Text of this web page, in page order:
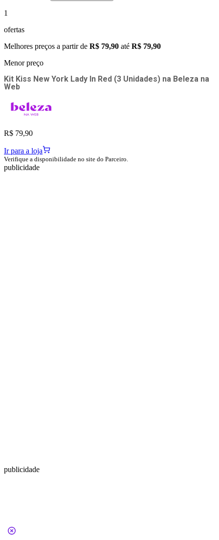
1
ofertas
Melhores preços a partir de R$ 79,90 até R$ 79,90
Menor preço
Kit Kiss New York Lady In Red (3 Unidades) na Beleza na
Web
R$ 79,90
Ir para a loja
Verifique a disponibilidade no site do Parceiro.
publicidade
publicidade